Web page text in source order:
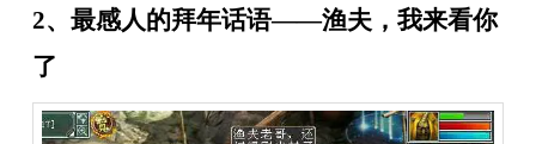
2、最感人的拜年话语——渔夫，我来看你
了